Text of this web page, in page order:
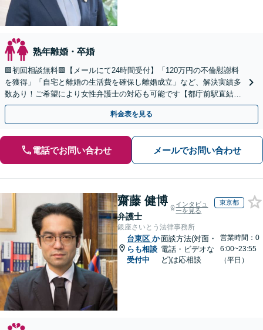
熟年離婚・卒婚
🟩初回相談無料🟩【メールにて24時間受付】「120万円の不倫慰謝料
を獲得」「自宅と離婚の生活費を確保し離婚成立」など、解決実績多
数あり！ご希望により女性弁護士の対応も可能です【都庁前駅直結】
【完全個室で対応】【複数拠点あり】
料金表を見る
電話でお問い合わせ メールでお問い合わせ
齋藤 健博
弁護士
インタビュ
ーを見る
東京都
銀座さいとう法律事務所
台東区 か
らも相談
受付中
面談方法(対面・
電話・ビデオな
ど)は応相談
営業時間：0
6:00~23:55
（平日）